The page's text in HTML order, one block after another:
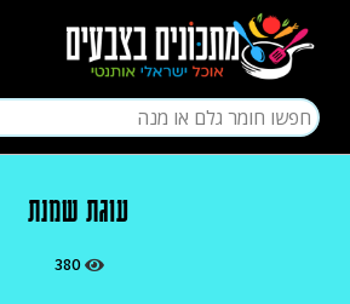
עוגת שמנת
380